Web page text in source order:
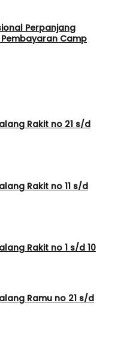
Perpanjang
Camp
Rakit no 21 s/d
Rakit no 11 s/d
Rakit no 1 s/d 10
Ramu no 21 s/d